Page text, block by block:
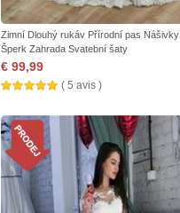
Zimní Dlouhý rukáv Přírodní pas Nášivky
Šperk Zahrada Svatební šaty
€ 99,99
( 5 avis )